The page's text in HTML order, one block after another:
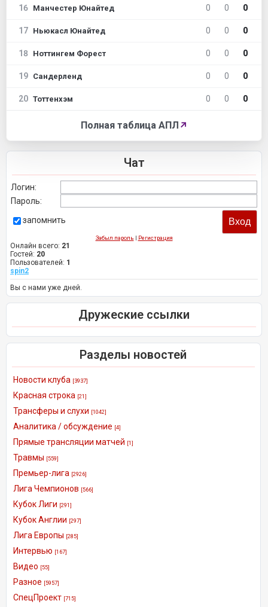
16 Манчестер Юнайтед 0 0 0
17 Ньюкасл Юнайтед 0 0 0
18 Ноттингем Форест 0 0 0
19 Сандерленд 0 0 0
20 Тоттенхэм 0 0 0
Полная таблица АПЛ ↗
Чат
Логин:
Пароль:
запомнить
Забыл пароль | Регистрация
Онлайн всего: 21
Гостей: 20
Пользователей: 1
spin2
Вы с нами уже дней.
Дружеские ссылки
Разделы новостей
Новости клуба [3937]
Красная строка [21]
Трансферы и слухи [1042]
Аналитика / обсуждение [4]
Прямые трансляции матчей [1]
Травмы [559]
Премьер-лига [2926]
Лига Чемпионов [566]
Кубок Лиги [291]
Кубок Англии [297]
Лига Европы [285]
Интервью [167]
Видео [55]
Разное [5957]
СпецПроект [715]